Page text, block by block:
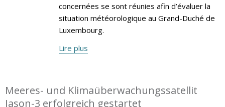
concernées se sont réunies afin d’évaluer la
situation météorologique au Grand-Duché de
Luxembourg.
Lire plus
Meeres- und Klimaüberwachungssatellit
Jason-3 erfolgreich gestartet